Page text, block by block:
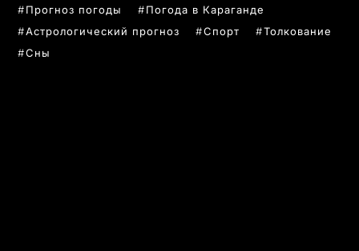
Прогноз погоды
Погода в Караганде
Астрологический прогноз
Спорт
Толкование
Сны